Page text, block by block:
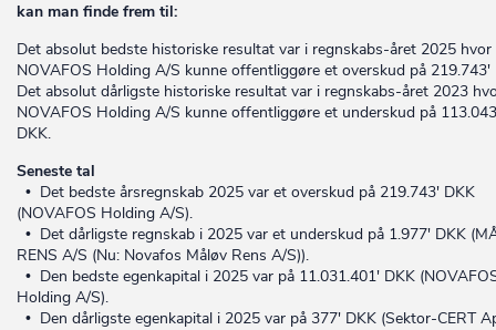
kan man finde frem til:
Det absolut bedste historiske resultat var i regnskabs-året 2025 hvor
NOVAFOS Holding A/S kunne offentliggøre et overskud på 219.743'
Det absolut dårligste historiske resultat var i regnskabs-året 2023
NOVAFOS Holding A/S kunne offentliggøre et underskud på
DKK.
Seneste tal
• Det bedste årsregnskab 2025 var et overskud på 219.743' DKK
(NOVAFOS Holding A/S).
• Det dårligste regnskab i 2025 var et underskud på 1.977' DKK
RENS A/S (Nu: Novafos Måløv Rens A/S)).
• Den bedste egenkapital i 2025 var på 11.031.401' DKK
Holding A/S).
• Den dårligste egenkapital i 2025 var på 377' DKK (Sektor-CERT